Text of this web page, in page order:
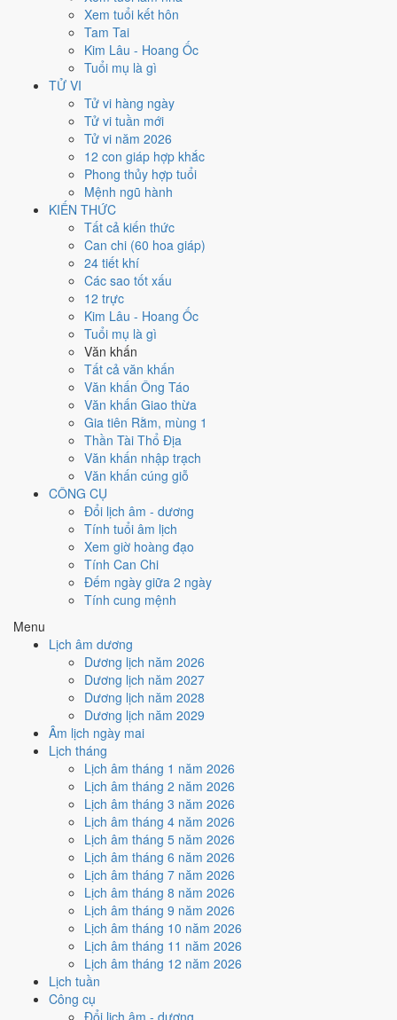
Xem tuổi kết hôn
Tam Tai
Kim Lâu - Hoang Ốc
Tuổi mụ là gì
TỬ VI
Tử vi hàng ngày
Tử vi tuần mới
Tử vi năm 2026
12 con giáp hợp khắc
Phong thủy hợp tuổi
Mệnh ngũ hành
KIẾN THỨC
Tất cả kiến thức
Can chi (60 hoa giáp)
24 tiết khí
Các sao tốt xấu
12 trực
Kim Lâu - Hoang Ốc
Tuổi mụ là gì
Văn khấn
Tất cả văn khấn
Văn khấn Ông Táo
Văn khấn Giao thừa
Gia tiên Rằm, mùng 1
Thần Tài Thổ Địa
Văn khấn nhập trạch
Văn khấn cúng giỗ
CÔNG CỤ
Đổi lịch âm - dương
Tính tuổi âm lịch
Xem giờ hoàng đạo
Tính Can Chi
Đếm ngày giữa 2 ngày
Tính cung mệnh
Menu
Lịch âm dương
Dương lịch năm 2026
Dương lịch năm 2027
Dương lịch năm 2028
Dương lịch năm 2029
Âm lịch ngày mai
Lịch tháng
Lịch âm tháng 1 năm 2026
Lịch âm tháng 2 năm 2026
Lịch âm tháng 3 năm 2026
Lịch âm tháng 4 năm 2026
Lịch âm tháng 5 năm 2026
Lịch âm tháng 6 năm 2026
Lịch âm tháng 7 năm 2026
Lịch âm tháng 8 năm 2026
Lịch âm tháng 9 năm 2026
Lịch âm tháng 10 năm 2026
Lịch âm tháng 11 năm 2026
Lịch âm tháng 12 năm 2026
Lịch tuần
Công cụ
Đổi lịch âm - dương
Đinh Mùi
Ngày Giáp Tuất có TrựcKhai (ngày khai mở, bắt đầu mới) nhưng gặp
Thiên Hình hắc đạo. Điểm trung bình 7 việc chính
Ngày Bình Hòa, phù hợp với công việc thường ngày.
Dần, Ngọ, Mãohợp ngày; tuổi
Ngày 21/12/2027 tốt hay xấu cho
việc gì?
Ngày 21/12/2027 đạt6.0/10trung bình cho 7 việc chính: cao nhất là
Mở kho - xuất hàng (8/10)
Trực Khai (ngày khai mở, bắt đầu mới) nhưng gặp Sao Thiên Hình hắc
đạo nên điểm từng việc chênh nhau như bảng dưới.
Cưới hỏi - đính hôn
Tốt
Cưới hỏi - đính hôn hôm nay ở
, nhưng Ngày Hắc Đạo kéo giảm điểm.
Cách tính ngày tốt
Khai trương - mở cửa hàng
Tốt
Khai trương - mở cửa hàng hôm nay ở
Trực Khai, nhưng Ngày Hắc Đạo kéo giảm điểm.
Cách tính ngày tốt
Ký hợp đồng - giao ước
Trung bình
Ký hợp đồng - giao ước hôm nay ở
Ngày Hắc Đạogây bất lợi.
Cách tính ngày tốt
🏗️
Động thổ - khởi công
Rất tốt
Động thổ - khởi công hôm nay ở
Trực Khai và Sao Thất, nhưng Ngày Hắc Đạo kéo giảm điểm.
Cách tính ngày tốt
🏡 Nhập trạch - vào nhà mới
Tốt
Nhập trạch - vào nhà mới hôm nay ở
Trực Khai, nhưng Ngày Hắc Đạo kéo giảm điểm.
Cách tính ngày tốt
Mua xe - tậu xe
Tốt
Mua xe - tậu xe hôm nay ởmức tốt (6/10)
nhưng Ngày Hắc Đạo kéo giảm điểm.
Cách tính ngày tốt
Xuất hành - đi xa
Tốt
Xuất hành - đi xa hôm nay ở
nhưng Ngày Hắc Đạo kéo giảm điểm.